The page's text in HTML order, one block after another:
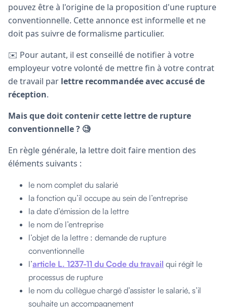
pouvez être à l'origine de la proposition d'une rupture
conventionnelle. Cette annonce est informelle et ne
doit pas suivre de formalisme particulier.
✉️ Pour autant, il est conseillé de notifier à votre
employeur votre volonté de mettre fin à votre contrat
de travail par lettre recommandée avec accusé de
réception.
Mais que doit contenir cette lettre de rupture
conventionnelle ? 🧐
En règle générale, la lettre doit faire mention des
éléments suivants :
le nom complet du salarié
la fonction qu’il occupe au sein de l’entreprise
la date d’émission de la lettre
le nom de l’entreprise
l’objet de la lettre : demande de rupture
conventionnelle
l’article L. 1237-11 du Code du travail qui régit le
processus de rupture
le nom du collègue chargé d’assister le salarié, s’il
souhaite un accompagnement